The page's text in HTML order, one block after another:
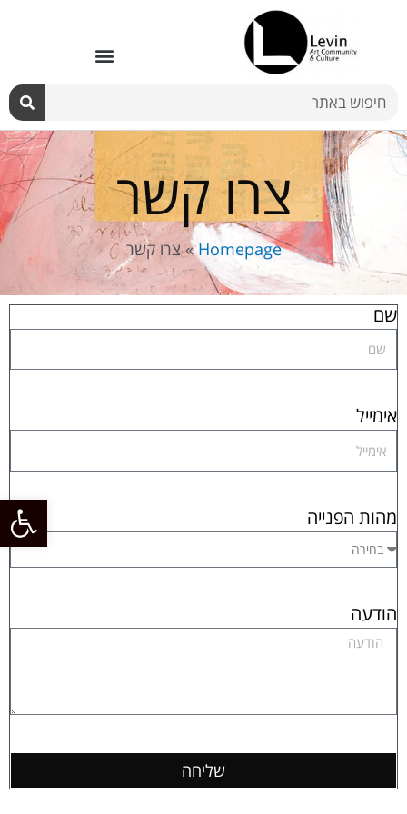
צרו קשר
Homepage
»צרו קשר
שם
אימייל
מהות הפנייה
הודעה
שליחה